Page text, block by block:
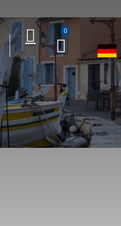
0